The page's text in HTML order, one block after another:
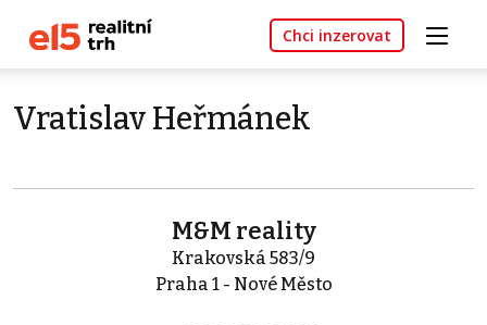
Chci inzerovat
Vratislav Heřmánek
M&M reality
Krakovská 583/9
Praha 1 - Nové Město